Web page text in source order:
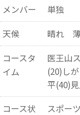
メンバー
単独
天候
晴れ
コースタ
イム
医王山
(20)し
平(40)
コース状
スポー